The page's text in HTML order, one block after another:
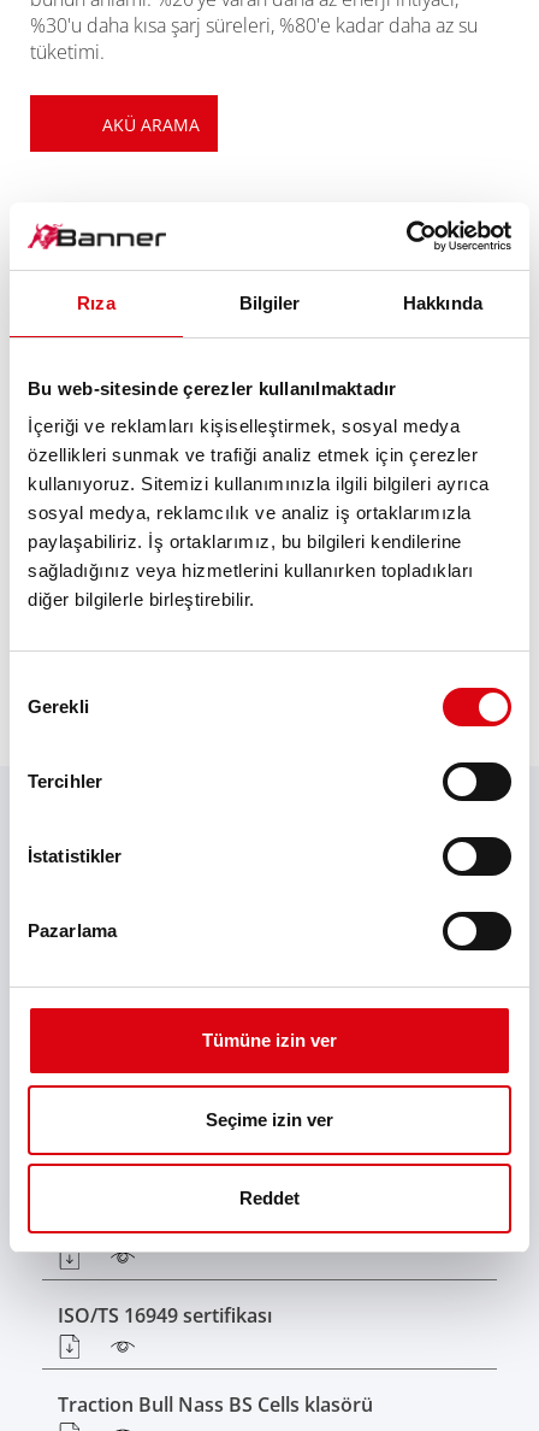
Rıza Bilgiler Hakkında
Bu web-sitesinde çerezler kullanılmaktadır
İçeriği ve reklamları kişiselleştirmek, sosyal medya
özellikleri sunmak ve trafiği analiz etmek için çerezler
kullanıyoruz. Sitemizi kullanımınızla ilgili bilgileri ayrıca
sosyal medya, reklamcılık ve analiz iş ortaklarımızla
paylaşabiliriz. İş ortaklarımız, bu bilgileri kendilerine
sağladığınız veya hizmetlerini kullanırken topladıkları
diğer bilgilerle birleştirebilir.
Seçimi
Gerekli
Tercihler
İstatistikler
Pazarlama
Tümüne izin ver
Seçime izin ver
Reddet
%30'u daha kısa şarj süreleri, %80'e kadar daha az su
tüketimi.
AKÜ ARAMA
TEKNİK VERİLER VE BİLGİLER
Yüksek döngü direnci
Tüp plaka teknolojisi
Uzun ömür
Folder Energy Solutions
Traction Bull kullanım kılavuzu
ISO 14001 sertifikası
ISO 9001 sertifikası
ISO/TS 16949 sertifikası
Traction Bull Nass BS Cells klasörü